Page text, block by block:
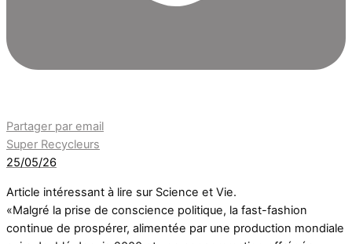
Partager par email
Super Recycleurs
25/05/26
Article intéressant à lire sur Science et Vie.
«Malgré la prise de conscience politique, la fast-fashion
continue de prospérer, alimentée par une production mondiale